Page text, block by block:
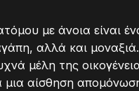
με άνοια είναι
αλλά και
μέλη της
μια αίσθηση